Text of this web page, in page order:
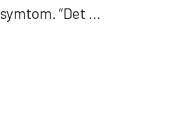
symtom. ”Det …